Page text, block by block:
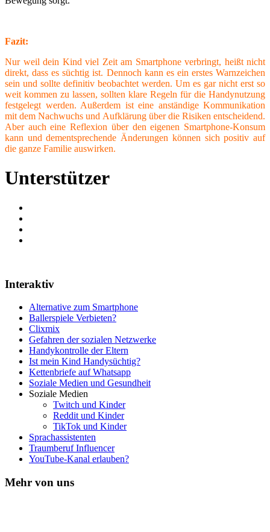
Fazit:
Nur weil dein Kind viel Zeit am Smartphone verbringt, heißt nicht
direkt, dass es süchtig ist. Dennoch kann es ein erstes Warnzeichen
sein und sollte definitiv beobachtet werden. Um es gar nicht erst so
weit kommen zu lassen, sollten klare Regeln für die Handynutzung
festgelegt werden. Außerdem ist eine anständige Kommunikation
mit dem Nachwuchs und Aufklärung über die Risiken entscheidend.
Aber auch eine Reflexion über den eigenen Smartphone-Konsum
kann und dementsprechende Änderungen können sich positiv auf
die ganze Familie auswirken.
Unterstützer
Interaktiv
Alternative zum Smartphone
Ballerspiele Verbieten?
Clixmix
Gefahren der sozialen Netzwerke
Handykontrolle der Eltern
Ist mein Kind Handysüchtig?
Kettenbriefe auf Whatsapp
Soziale Medien und Gesundheit
Soziale Medien
Twitch und Kinder
Reddit und Kinder
TikTok und Kinder
Sprachassistenten
Traumberuf Influencer
YouTube-Kanal erlauben?
Mehr von uns